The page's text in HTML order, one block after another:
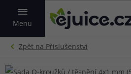
Menu
VYHLEDAT